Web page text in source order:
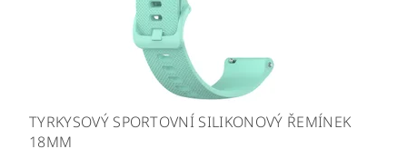
TYRKYSOVÝ SPORTOVNÍ SILIKONOVÝ ŘEMÍNEK
18MM